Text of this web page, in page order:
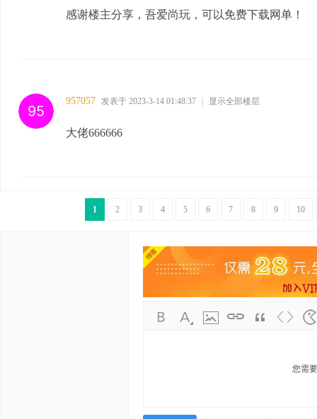
感谢楼主分享，吾爱尚玩，可以免费下载网单！
957057 发表于 2023-3-14 01:48:37 显示全部楼层
大佬666666
1 2 3 4 5 6 7 8 9 10
您需